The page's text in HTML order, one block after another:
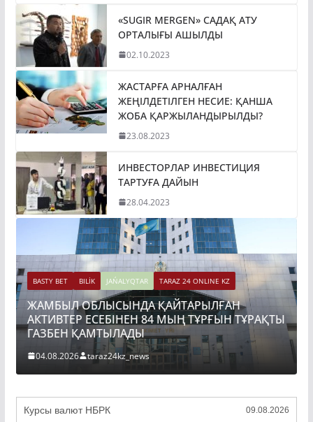
«SUGIR MERGEN» САДАҚ АТУ
ОРТАЛЫҒЫ АШЫЛДЫ
02.10.2023
ЖАСТАРҒА АРНАЛҒАН
ЖЕҢІЛДЕТІЛГЕН НЕСИЕ: ҚАНША
ЖОБА ҚАРЖЫЛАНДЫРЫЛДЫ?
23.08.2023
ИНВЕСТОРЛАР ИНВЕСТИЦИЯ
ТАРТУҒА ДАЙЫН
28.04.2023
BASTY BET BILİK JAŃALYQTAR TARAZ 24 ONLINE KZ
ЖАМБЫЛ ОБЛЫСЫНДА ҚАЙТАРЫЛҒАН
АКТИВТЕР ЕСЕБІНЕН 84 МЫҢ ТҰРҒЫН ТҰРАҚТЫ
ГАЗБЕН ҚАМТЫЛАДЫ
04.08.2026 taraz24kz_news
Курсы валют НБРК 09.08.2026